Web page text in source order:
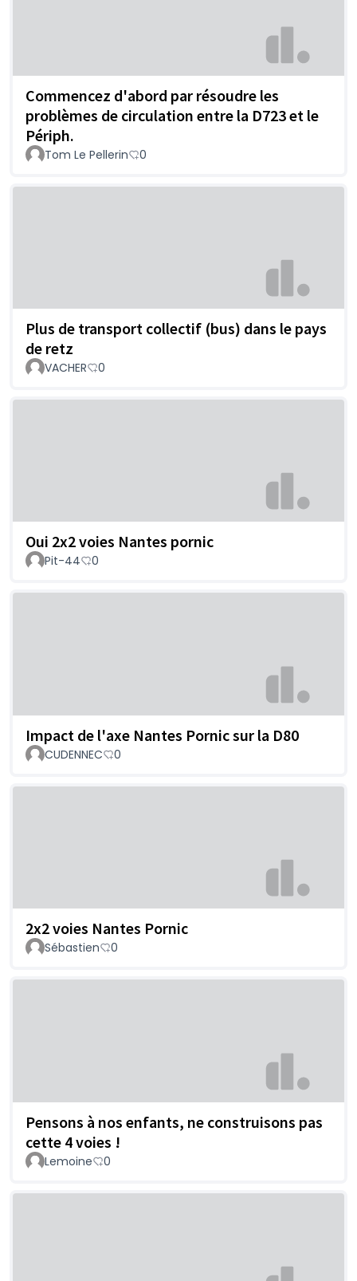
Commencez d'abord par résoudre les
problèmes de circulation entre la D723 et le
Périph.
Tom Le Pellerin 0
Plus de transport collectif (bus) dans le pays
de retz
VACHER 0
Oui 2x2 voies Nantes pornic
Pit-44 0
Impact de l'axe Nantes Pornic sur la D80
CUDENNEC 0
2x2 voies Nantes Pornic
Sébastien 0
Pensons à nos enfants, ne construisons pas
cette 4 voies !
Lemoine 0